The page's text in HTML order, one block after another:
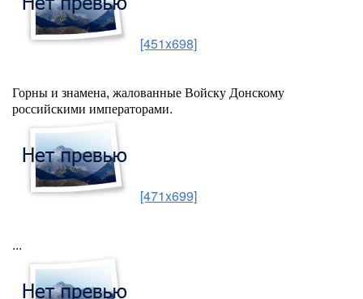
[451x698]
Горны и знамена, жалованные Войску Донскому
российскими императорами.
[471x699]
...